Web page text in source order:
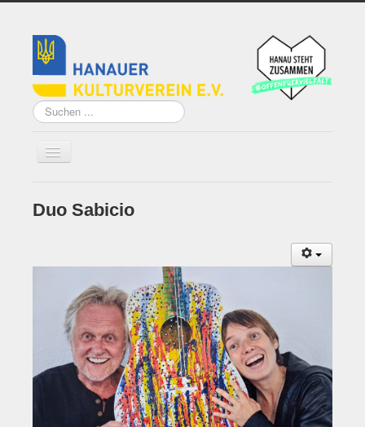
Suchen
...
Home
Künstler*innen der
Remise
Grundsatzprogramm
Historie
Impressum
Duo Sabicio